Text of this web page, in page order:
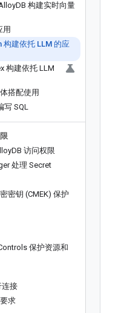
DB 构建实时向量
用
构建依托 LLM 的应
构建依托 LLM
搭配使用
写 SQL
DB 访问权限
处理 Secret
密钥 (CMEK) 保护
保护资源和
连接
求